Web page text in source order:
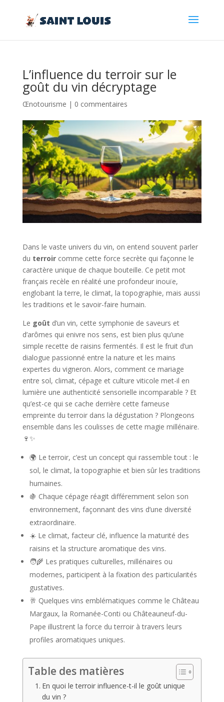
L’influence du terroir sur le
goût du vin décryptage
Œnotourisme | 0 commentaires
Dans le vaste univers du vin, on entend souvent parler
du terroircomme cette force secrète qui façonne le
caractère unique de chaque bouteille. Ce petit mot
français recèle en réalité une profondeur inouïe,
englobant la terre, le climat, la topographie, mais aussi
les traditions et le savoir-faire humain.
Le goût d’un vin, cette symphonie de saveurs et
d’arômes qui enivre nos sens, est bien plus qu’une
simple recette de raisins fermentés. Il est le fruit d’un
dialogue passionné entre la nature et les mains
expertes du vigneron. Alors, comment ce mariage
entre sol, climat, cépage et culture viticole met-il en
lumière une authenticité sensorielle incomparable ? Et
qu’est-ce qui se cache derrière cette fameuse
empreinte du terroir dans la dégustation ? Plongeons
ensemble dans les coulisses de cette magie millénaire.
🍷✨
🌍 Le terroir, c’est un concept qui rassemble tout : le
sol, le climat, la topographie et bien sûr les traditions
humaines.
🍇 Chaque cépage réagit différemment selon son
environnement, façonnant des vins d’une diversité
extraordinaire.
☀️ Le climat, facteur clé, influence la maturité des
raisins et la structure aromatique des vins.
🧑‍🌾 Les pratiques culturelles, millénaires ou
modernes, participent à la fixation des particularités
gustatives.
🥂 Quelques vins emblématiques comme le Château
Margaux, la Romanée-Conti ou Châteauneuf-du-
Pape illustrent la force du terroir à travers leurs
profiles aromatiques uniques.
Table des matières
En quoi le terroir influence-t-il le goût unique
du vin ?